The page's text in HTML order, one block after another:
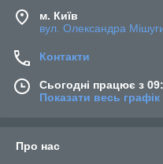
м. Київ
вул. Олександра
Контакти
Сьогодні працює з
Показати весь
Про нас